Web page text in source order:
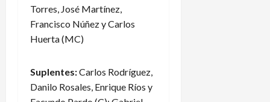
Torres, José Martínez,
Francisco Núñez y Carlos
Huerta (MC)
Suplentes:Carlos Rodríguez,
Danilo Rosales, Enrique Ríos y